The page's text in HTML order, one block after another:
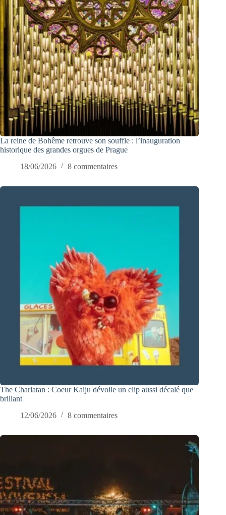
La reine de Bohême retrouve son souffle : l’inauguration
historique des grandes orgues de Prague
18/06/2026
8 commentaires
The Charlatan : Coeur Kaiju dévoile un clip aussi décalé que
brillant
12/06/2026
8 commentaires